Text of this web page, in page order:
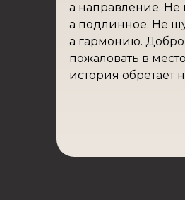
а направление. Не
а подлинное. Не
а гармонию. Добро
пожаловать в
история обретает